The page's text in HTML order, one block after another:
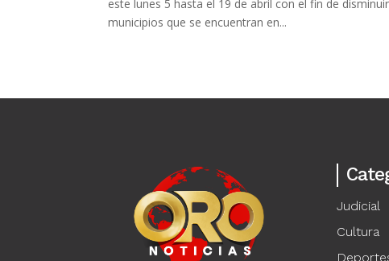
este lunes 5 hasta el 19 de abril con el fin de
municipios que se encuentran en...
Judicial
Cultura